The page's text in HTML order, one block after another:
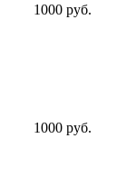
1000 руб.
1000 руб.